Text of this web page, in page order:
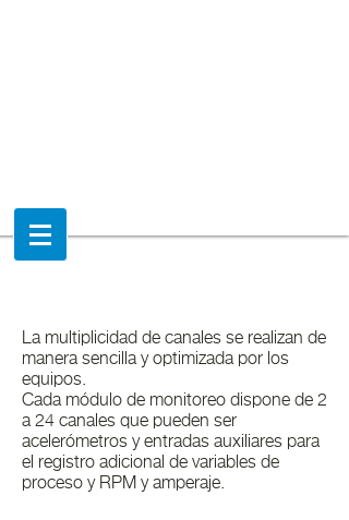
La multiplicidad de canales se realizan de
manera sencilla y optimizada por los
equipos.
Cada módulo de monitoreo dispone de 2
a 24 canales que pueden ser
acelerómetros y entradas auxiliares para
el registro adicional de variables de
proceso y RPM y amperaje.